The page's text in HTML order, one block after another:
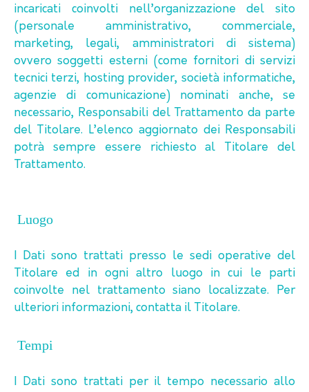
incaricati coinvolti nell’organizzazione del sito
(personale amministrativo, commerciale,
marketing, legali, amministratori di sistema)
ovvero soggetti esterni (come fornitori di servizi
tecnici terzi, hosting provider, società informatiche,
agenzie di comunicazione) nominati anche, se
necessario, Responsabili del Trattamento da parte
del Titolare. L’elenco aggiornato dei Responsabili
potrà sempre essere richiesto al Titolare del
Trattamento.
Luogo
I Dati sono trattati presso le sedi operative del
Titolare ed in ogni altro luogo in cui le parti
coinvolte nel trattamento siano localizzate. Per
ulteriori informazioni, contatta il Titolare.
Tempi
I Dati sono trattati per il tempo necessario allo